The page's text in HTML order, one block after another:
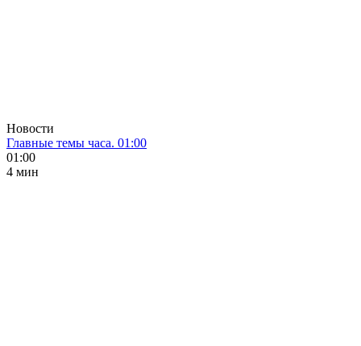
Новости
Главные темы часа. 01:00
01:00
4 мин